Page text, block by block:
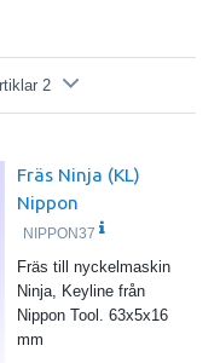
2
Fräs Ninja (KL)
Nippon
NIPPON37
Fräs till nyckelmaskin
Ninja, Keyline från
Nippon Tool. 63x5x16
mm